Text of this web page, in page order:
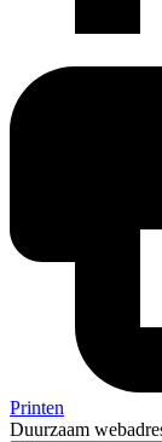
Printen
Duurzaam